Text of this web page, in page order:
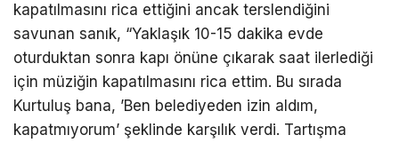
kapatılmasını rica ettiğini ancak terslendiğini
savunan sanık, “Yaklaşık 10-15 dakika evde
oturduktan sonra kapı önüne çıkarak saat ilerlediği
için müziğin kapatılmasını rica ettim. Bu sırada
Kurtuluş bana, ’Ben belediyeden izin aldım,
kapatmıyorum’ şeklinde karşılık verdi. Tartışma